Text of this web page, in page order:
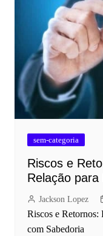
sem-categoria
Riscos e
Relação
Jackson Lopez
Riscos e Retornos:
com Sabedoria